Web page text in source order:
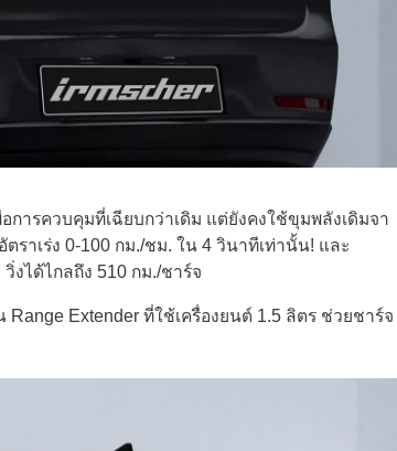
ารควบคุมที่เฉียบกว่าเดิม แต่ยังคงใช้ขุมพลังเดิมจา
ราเร่ง 0-100 กม./ชม. ใน 4 วินาทีเท่านั้น! และ
งได้ไกลถึง 510 กม./ชาร์จ
Extender ที่ใช้เครื่องยนต์ 1.5 ลิตร ช่วยชาร์จ